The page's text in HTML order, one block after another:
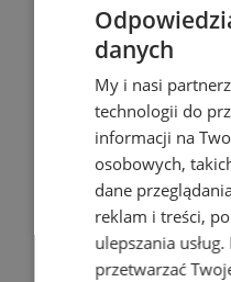
reklama
reklama
reklama
Ogłoszenia
danych
My i nasi
technologii do
informacji na
osobowych,
dane
reklam i treści,
ulepszania usług.
przetwarzać